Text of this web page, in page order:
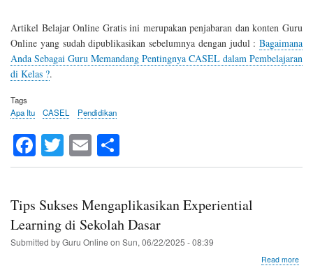
Artikel Belajar Online Gratis ini merupakan penjabaran dan konten Guru
Online yang sudah dipublikasikan sebelumnya dengan judul : Bagaimana
Anda Sebagai Guru Memandang Pentingnya CASEL dalam Pembelajaran
di Kelas ?.
Tags
Apa Itu
CASEL Pendidikan
Fa
ce
ok
T
wi
r
E
m ha
Tips Sukses Mengaplikasikan Experiential
Learning di Sekolah Dasar
Submitted byGuru Online on Sun, 06/22/2025 - 08:39
Read more